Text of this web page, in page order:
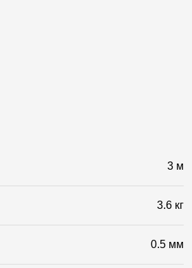
3 м
3.6 кг
0.5 мм